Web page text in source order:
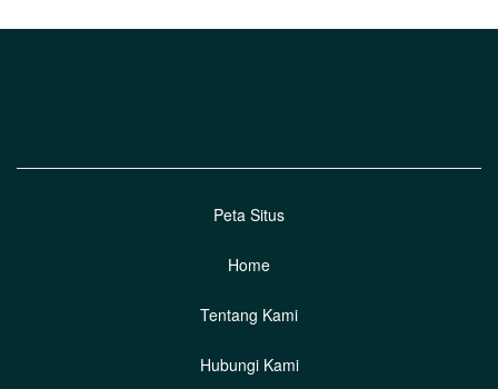
Peta Situs
Home
Tentang Kami
Hubungi Kami